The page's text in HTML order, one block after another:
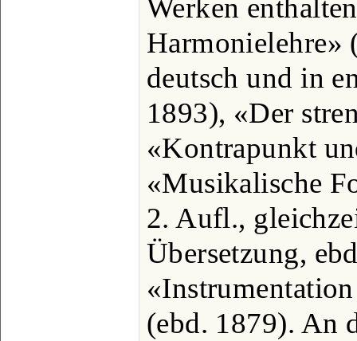
Werken
deutsch und in
1893), «Der
«Kontrapunkt
«Musikalische
2. Aufl.,
Übersetzung,
(ebd. 1879). An